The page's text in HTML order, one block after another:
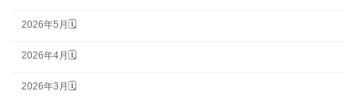
2026年5月🗓
2026年4月🗓
2026年3月🗓